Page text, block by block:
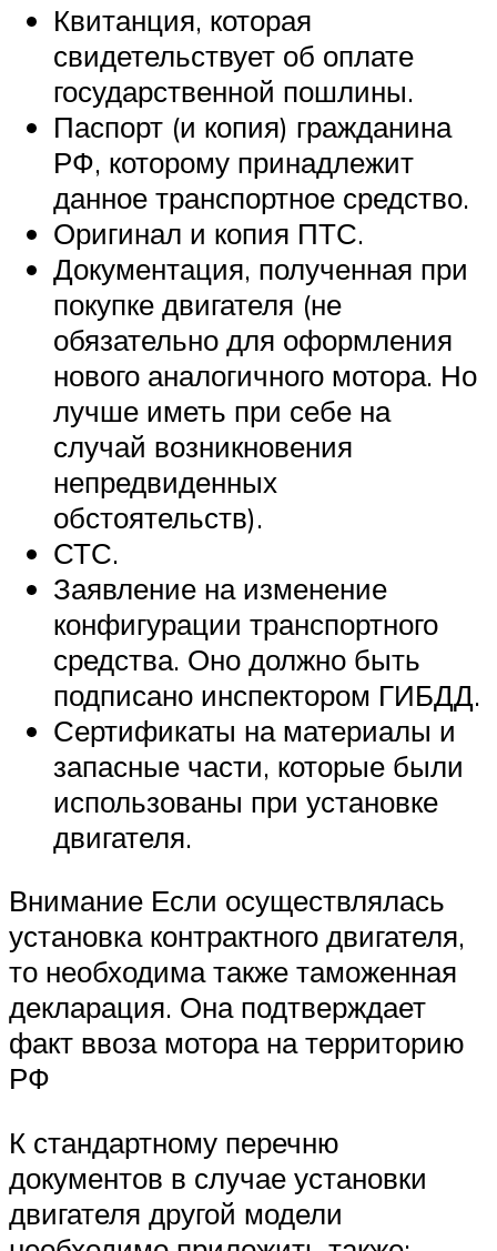
Квитанция, которая
свидетельствует об оплате
государственной пошлины.
Паспорт (и копия) гражданина
РФ, которому принадлежит
данное транспортное средство.
Оригинал и копия ПТС.
Документация, полученная при
покупке двигателя (не
обязательно для оформления
нового аналогичного мотора. Но
лучше иметь при себе на
случай возникновения
непредвиденных
обстоятельств).
СТС.
Заявление на изменение
конфигурации транспортного
средства. Оно должно быть
подписано инспектором ГИБДД.
Сертификаты на материалы и
запасные части, которые были
использованы при установке
двигателя.
Внимание Если осуществлялась
установка контрактного двигателя,
то необходима также таможенная
декларация. Она подтверждает
факт ввоза мотора на территорию
РФ
К стандартному перечню
документов в случае установки
двигателя другой модели